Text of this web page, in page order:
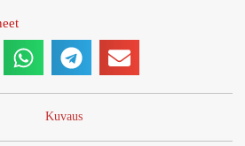
Kuvaus